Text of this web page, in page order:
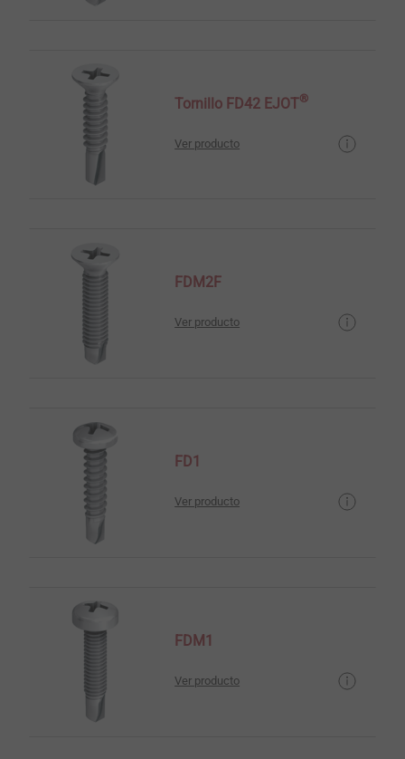
Tornillo FD42 EJOT®
Ver producto
FDM2F
Ver producto
FD1
Ver producto
FDM1
Ver producto